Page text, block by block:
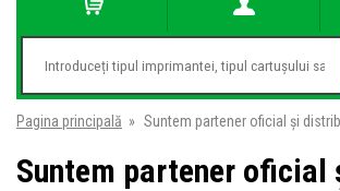
Pagina principală » Suntem partener oficial și
Suntem partener oficial